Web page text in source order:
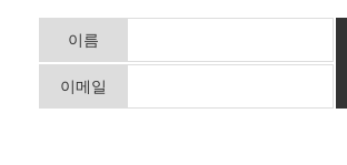
이름
이메일